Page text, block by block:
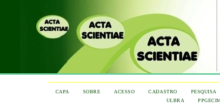
CAPA SOBRE ACESSO CADASTRO
PESQUISA
ULBRA